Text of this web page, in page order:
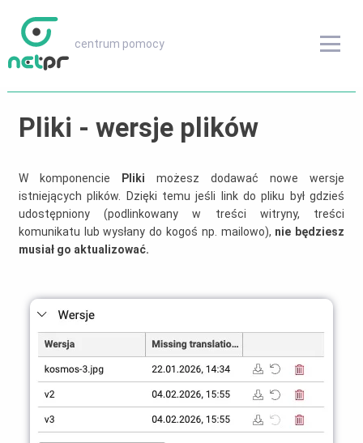
centrum pomocy
centrum pomocy
FAQ
Instrukcje obsługi
Słownik
odwiedź netPR.pl
Pliki - wersje plików
W komponencie Pliki możesz dodawać nowe wersje
istniejących plików. Dzięki temu jeśli link do pliku był gdzieś
udostępniony (podlinkowany w treści witryny, treści
komunikatu lub wysłany do kogoś np. mailowo), nie będziesz
musiał go aktualizować.